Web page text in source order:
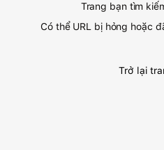
Trang bạn tìm
Có thể URL bị hỏng hoặc
Trở lại